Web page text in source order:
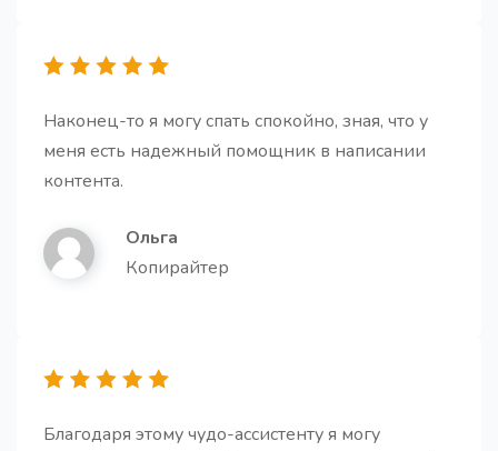
Персональный email
жизни и работы.
Наконец-то я могу спать спокойно, зная, что у
меня есть надежный помощник в написании
контента.
Ольга
Копирайтер
Благодаря этому чудо-ассистенту я могу